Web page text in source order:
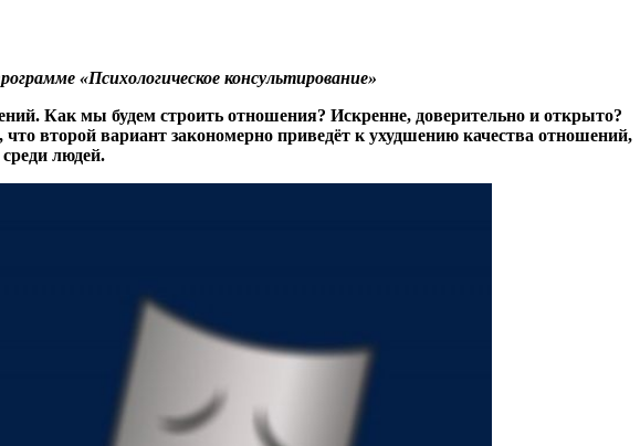
«Психологическое консультирование»
Как мы будем строить отношения? Искренне, доверительно и открыто?
второй вариант закономерно приведёт к ухудшению качества отношений,
людей.